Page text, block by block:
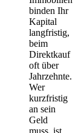
binden Ihr
Kapital
langfristig,
beim
Direktkauf
oft über
Jahrzehnte.
Wer
kurzfristig
an sein
Geld
muss, ist